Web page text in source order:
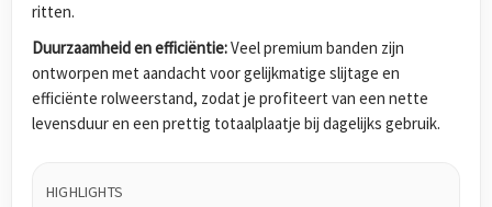
ritten.
Duurzaamheid en efficiëntie:Veel premium banden zijn
ontworpen met aandacht voor gelijkmatige slijtage en
efficiënte rolweerstand, zodat je profiteert van een nette
levensduur en een prettig totaalplaatje bij dagelijks gebruik.
HIGHLIGHTS